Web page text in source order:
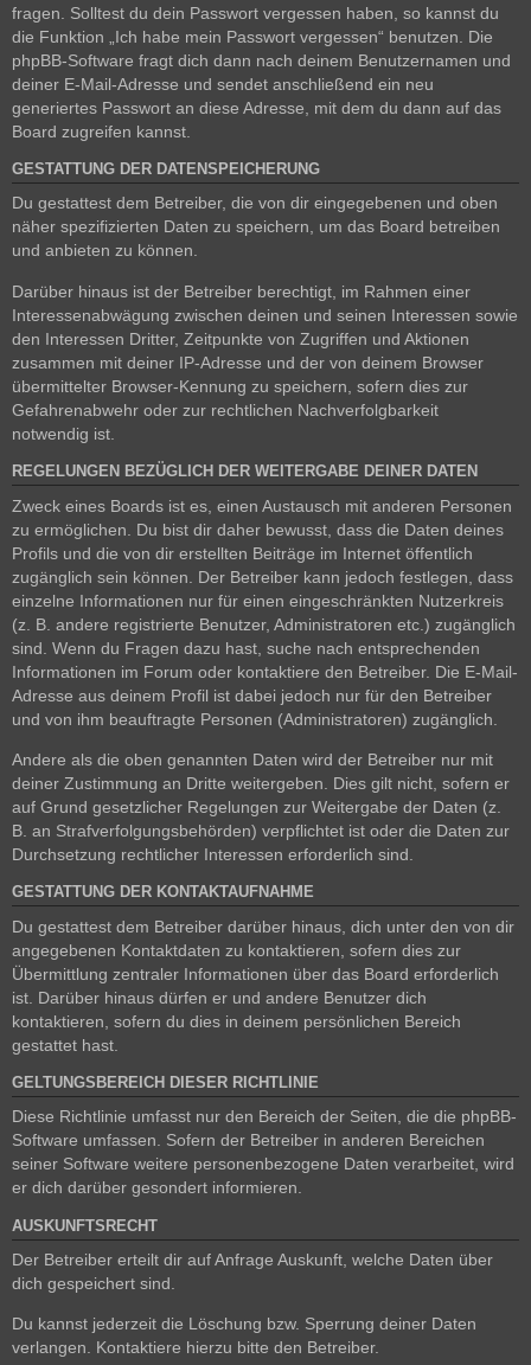
fragen. Solltest du dein Passwort vergessen haben, so kannst du
die Funktion „Ich habe mein Passwort vergessen“ benutzen. Die
phpBB-Software fragt dich dann nach deinem Benutzernamen und
deiner E-Mail-Adresse und sendet anschließend ein neu
generiertes Passwort an diese Adresse, mit dem du dann auf das
Board zugreifen kannst.
GESTATTUNG DER DATENSPEICHERUNG
Du gestattest dem Betreiber, die von dir eingegebenen und oben
näher spezifizierten Daten zu speichern, um das Board betreiben
und anbieten zu können.
Darüber hinaus ist der Betreiber berechtigt, im Rahmen einer
Interessenabwägung zwischen deinen und seinen Interessen sowie
den Interessen Dritter, Zeitpunkte von Zugriffen und Aktionen
zusammen mit deiner IP-Adresse und der von deinem Browser
übermittelter Browser-Kennung zu speichern, sofern dies zur
Gefahrenabwehr oder zur rechtlichen Nachverfolgbarkeit
notwendig ist.
REGELUNGEN BEZÜGLICH DER WEITERGABE DEINER DATEN
Zweck eines Boards ist es, einen Austausch mit anderen Personen
zu ermöglichen. Du bist dir daher bewusst, dass die Daten deines
Profils und die von dir erstellten Beiträge im Internet öffentlich
zugänglich sein können. Der Betreiber kann jedoch festlegen, dass
einzelne Informationen nur für einen eingeschränkten Nutzerkreis
(z. B. andere registrierte Benutzer, Administratoren etc.) zugänglich
sind. Wenn du Fragen dazu hast, suche nach entsprechenden
Informationen im Forum oder kontaktiere den Betreiber. Die E-Mail-
Adresse aus deinem Profil ist dabei jedoch nur für den Betreiber
und von ihm beauftragte Personen (Administratoren) zugänglich.
Andere als die oben genannten Daten wird der Betreiber nur mit
deiner Zustimmung an Dritte weitergeben. Dies gilt nicht, sofern er
auf Grund gesetzlicher Regelungen zur Weitergabe der Daten (z.
B. an Strafverfolgungsbehörden) verpflichtet ist oder die Daten zur
Durchsetzung rechtlicher Interessen erforderlich sind.
GESTATTUNG DER KONTAKTAUFNAHME
Du gestattest dem Betreiber darüber hinaus, dich unter den von dir
angegebenen Kontaktdaten zu kontaktieren, sofern dies zur
Übermittlung zentraler Informationen über das Board erforderlich
ist. Darüber hinaus dürfen er und andere Benutzer dich
kontaktieren, sofern du dies in deinem persönlichen Bereich
gestattet hast.
GELTUNGSBEREICH DIESER RICHTLINIE
Diese Richtlinie umfasst nur den Bereich der Seiten, die die phpBB-
Software umfassen. Sofern der Betreiber in anderen Bereichen
seiner Software weitere personenbezogene Daten verarbeitet, wird
er dich darüber gesondert informieren.
AUSKUNFTSRECHT
Der Betreiber erteilt dir auf Anfrage Auskunft, welche Daten über
dich gespeichert sind.
Du kannst jederzeit die Löschung bzw. Sperrung deiner Daten
verlangen. Kontaktiere hierzu bitte den Betreiber.